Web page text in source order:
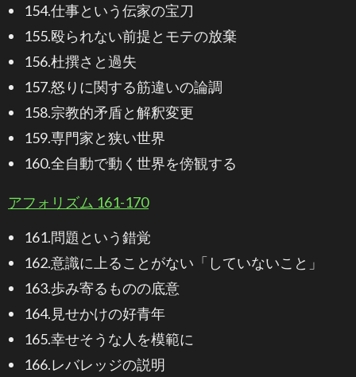
154.仕事という伝家の宝刀
155.殴られない前提とモテの放棄
156.杜撰さと過失
157.怒りに関する筋違いの論調
158.宗教的矛盾と解釈変更
159.専門家と狭い世界
160.全自動で動く世界を傍観する
アフォリズム 161-170
161.問題という錯覚
162.意識に上ることがない「していないこと」
163.歩み寄るものの底意
164.見せかけの好青年
165.幸せそうな人を模範に
166.レバレッジの説明